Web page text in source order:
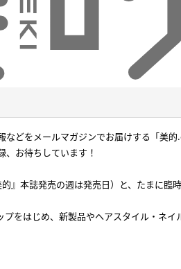
などをメールマガジンでお届けする「美
お待ちしています！
』本誌発売の週は発売日）と、たまに臨
プをはじめ、新製品やヘアスタイル・ネ